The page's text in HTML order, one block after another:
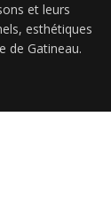
et leurs
esthétiques
de Gatineau.